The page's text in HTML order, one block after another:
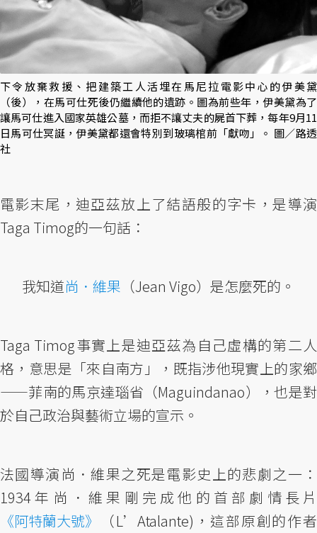
下令放棄救援、把建築工人活埋在馬尼拉電影中心的伊美黛
（後），在馬可仕死後仍繼續他的遺跡。圖為前些年，伊美黛為了
讓馬可仕進入國家英雄公墓，而拒不讓丈夫的屍首下葬，每年9月11
日馬可仕冥誕，伊美黛都還會特別到玻璃棺前「獻吻」。 圖／路透
社
電影末尾，迪亞茲放上了結語般的字卡，是導演
Taga Timog的一句話：
我知道尚．維果 （Jean Vigo）是怎麼死的。
Taga Timog事實上是迪亞茲為自己虛構的第二人
格，意思是「來自南方」，既指涉他現實上的家鄉
——菲南的馬京達瑙省（Maguindanao），也是對
於自己政治與藝術立場的宣示。
法國導演尚．維果之死是電影史上的悲劇之一：
1934年尚．維果剛完成他的首部劇情長片
《阿特蘭大號》
（L’Atalante)，這部原創的作者